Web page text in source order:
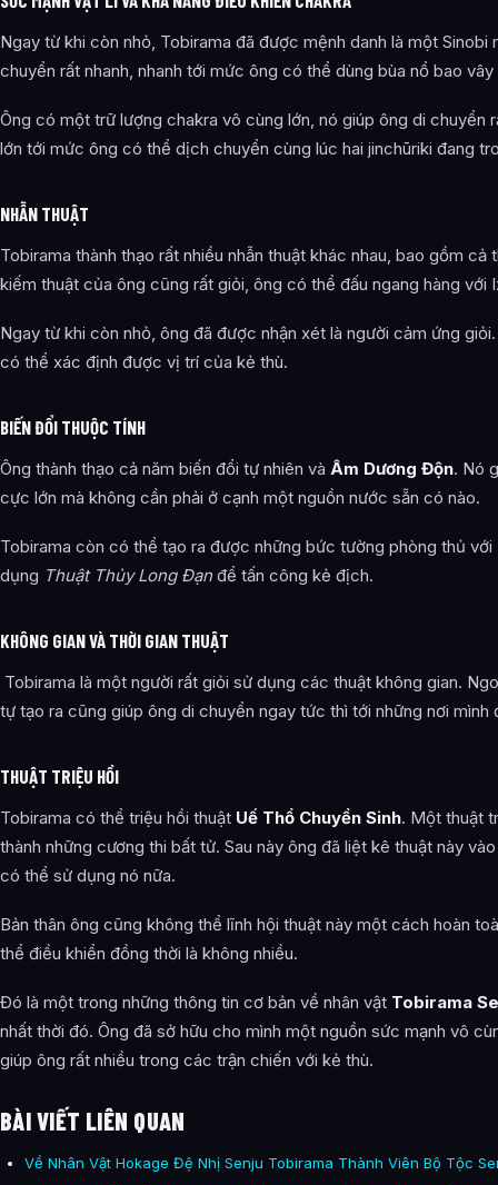
Ngay từ khi còn nhỏ, Tobirama đã được mệnh danh là một Sinobi
chuyển rất nhanh, nhanh tới mức ông có thể dùng bùa nổ bao
Ông có một trữ lượng chakra vô cùng lớn, nó giúp ông di chuyển
lớn tới mức ông có thể dịch chuyển cùng lúc hai jinchūriki đang
NHẪN THUẬT
Tobirama thành thạo rất nhiều nhẫn thuật khác nhau, bao gồm
kiếm thuật của ông cũng rất giỏi, ông có thể đấu ngang hàng với
Ngay từ khi còn nhỏ, ông đã được nhận xét là người cảm ứng
có thể xác định được vị trí của kẻ thù.
BIẾN ĐỔI THUỘC TÍNH
Ông thành thạo cả năm biến đổi tự nhiên và Âm Dương Độn. Nó
cực lớn mà không cần phải ở cạnh một nguồn nước sẵn có nào.
Tobirama còn có thể tạo ra được những bức tường phòng thủ
dụng Thuật Thủy Long Đạn để tấn công kẻ địch.
KHÔNG GIAN VÀ THỜI GIAN THUẬT
Tobirama là một người rất giỏi sử dụng các thuật không gian.
tự tạo ra cũng giúp ông di chuyển ngay tức thì tới những nơi mình
THUẬT TRIỆU HỒI
Tobirama có thể triệu hồi thuật Uế Thổ Chuyển Sinh. Một thuật
thành những cương thi bất tử. Sau này ông đã liệt kê thuật này
có thể sử dụng nó nữa.
Bản thân ông cũng không thể lĩnh hội thuật này một cách hoàn
thể điều khiển đồng thời là không nhiều.
Đó là một trong những thông tin cơ bản về nhân vật Tobirama
nhất thời đó. Ông đã sở hữu cho mình một nguồn sức mạnh vô
giúp ông rất nhiều trong các trận chiến với kẻ thù.
BÀI VIẾT LIÊN QUAN
Về Nhân Vật Hokage Đệ Nhị Senju Tobirama Thành Viên Bộ Tộc